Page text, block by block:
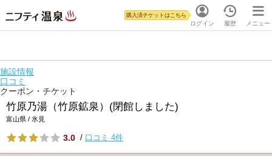
ログイン
購入済チケットはこちら
履歴 メニュー
施設情報
口コミ
クーポン・チケット
竹原乃湯（竹原鉱泉）(閉館しました)
富山県 / 氷見
3.0 / 口コミ 4件